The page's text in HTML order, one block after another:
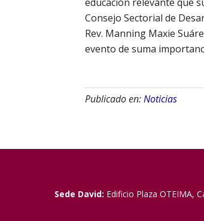
Consejo Sectorial de
Rev. Manning Maxie
evento de suma
Publicado en:Noticias
Sede David: Edificio Plaza OTEIMA,